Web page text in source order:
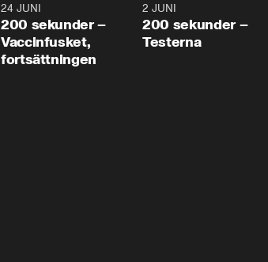
5:00
24 JUNI
200 sekunder –
Vaccinfusket,
fortsättningen
2 JUNI
200 sekunder –
Testerna